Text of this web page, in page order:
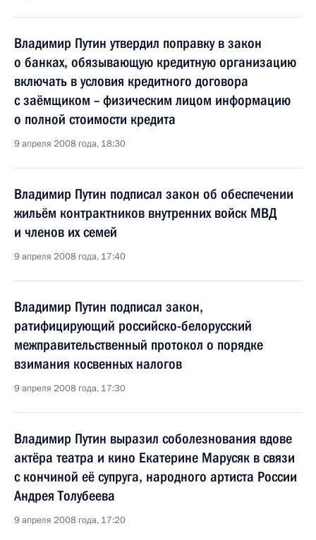
Владимир Путин утвердил поправку в закон
о банках, обязывающую кредитную организацию
включать в условия кредитного договора
с заёмщиком – физическим лицом информацию
о полной стоимости кредита
9 апреля 2008 года, 18:30
Владимир Путин подписал закон об обеспечении
жильём контрактников внутренних войск МВД
и членов их семей
9 апреля 2008 года, 17:40
Владимир Путин подписал закон,
ратифицирующий российско-белорусский
межправительственный протокол о порядке
взимания косвенных налогов
9 апреля 2008 года, 17:30
Владимир Путин выразил соболезнования вдове
актёра театра и кино Екатерине Марусяк в связи
с кончиной её супруга, народного артиста России
Андрея Толубеева
9 апреля 2008 года, 17:20